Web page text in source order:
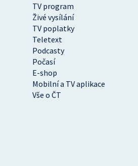
TV program
Živé vysílání
TV poplatky
Teletext
Podcasty
Počasí
E-shop
Mobilní a TV aplikace
Vše o ČT